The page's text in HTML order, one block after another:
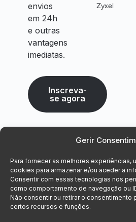
Gerir
Para fornecer as melhores experiências,
cookies para armazenar e/ou aceder a
Consentir com essas tecnologias nos
como comportamento de navegação ou
Não consentir ou retirar o consentimento
certos recursos e funções.
envios
em 24h
e outras
vantagens
imediatas.
Inscreva-
se agora
Zyxel